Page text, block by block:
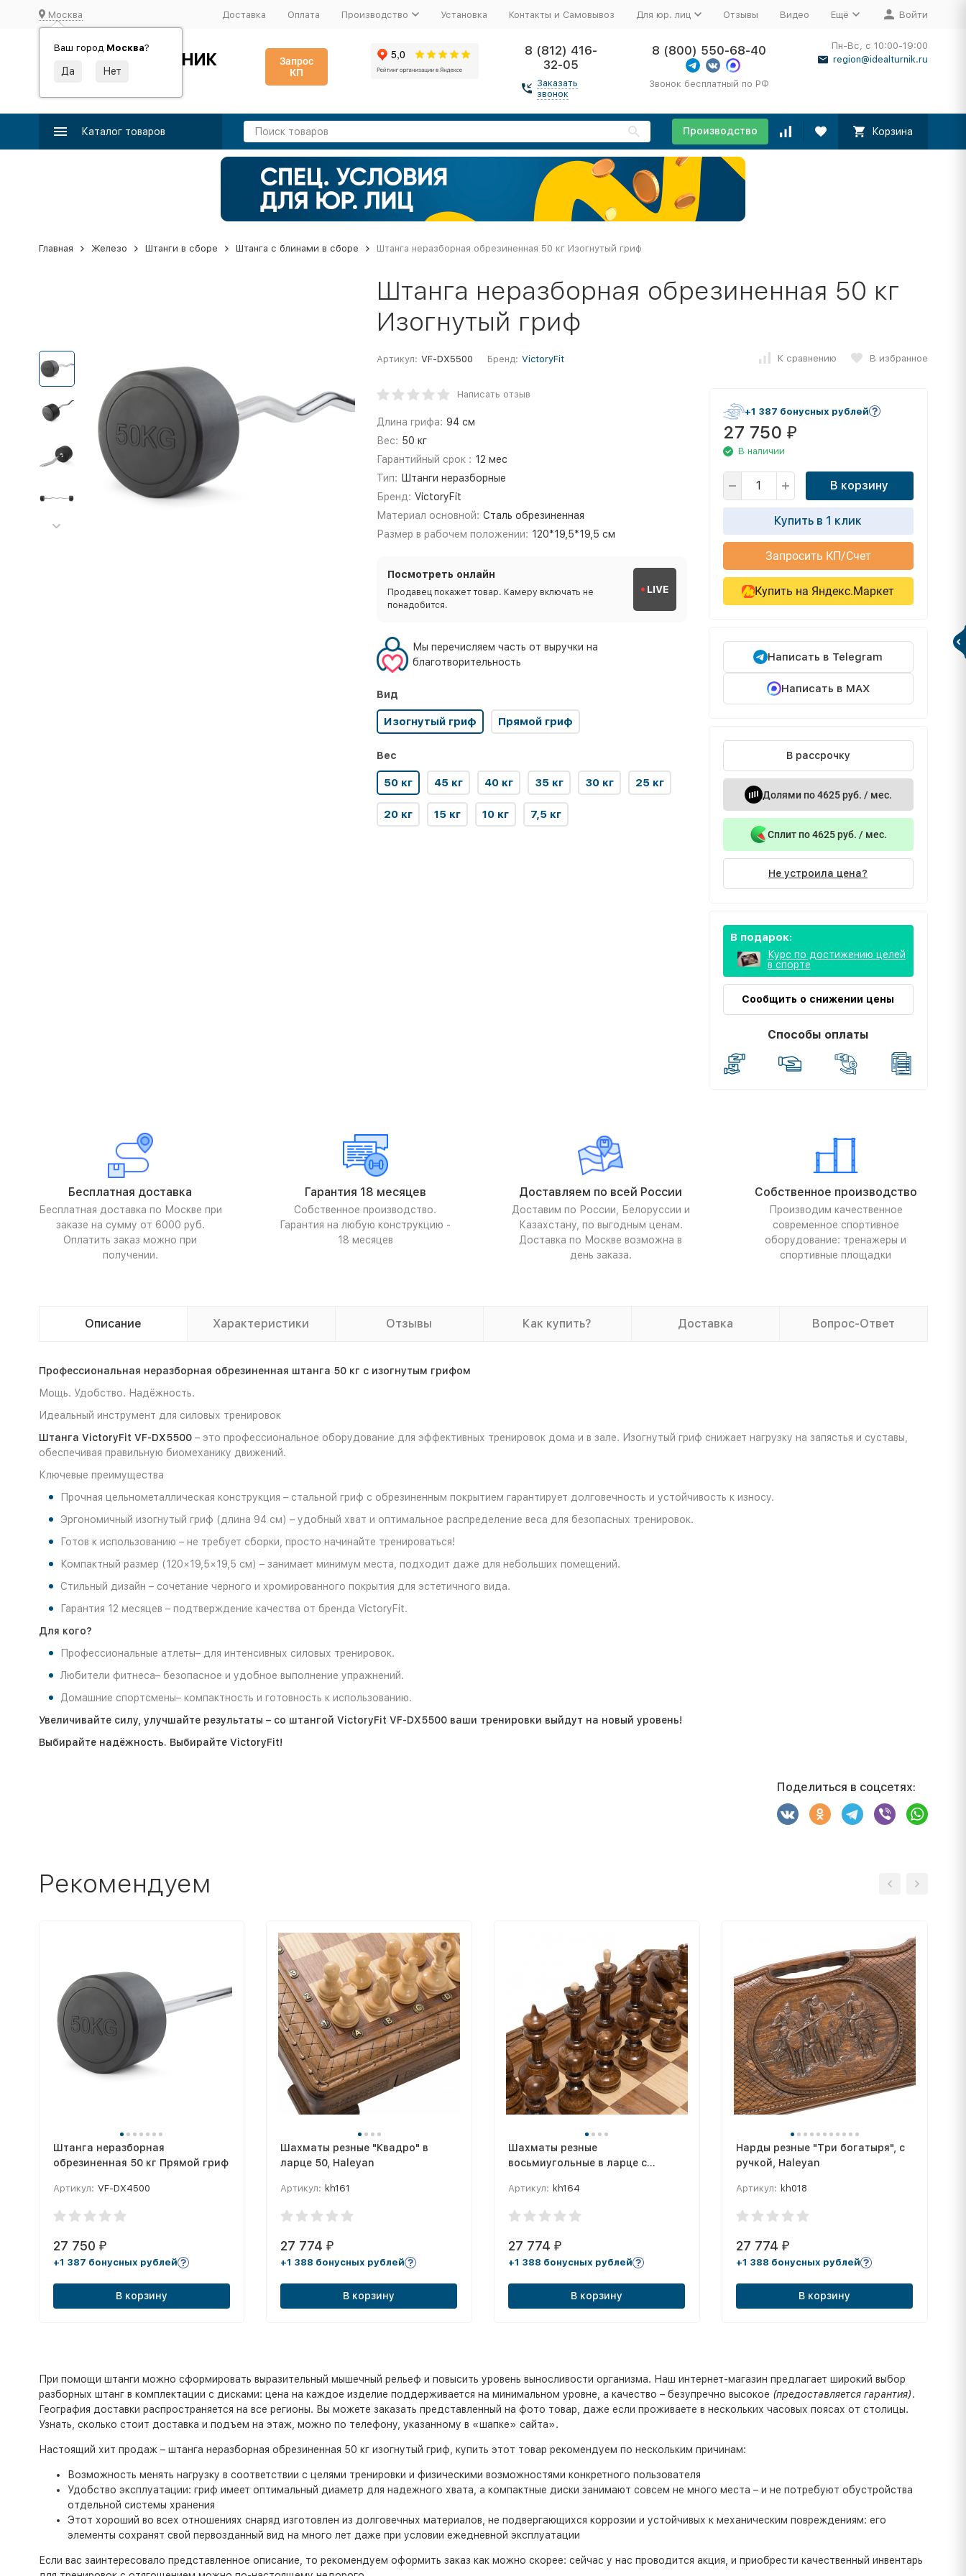
Москва
Ваш город Москва?
Доставка Оплата Производство Установка Контакты и Самовывоз Для юр. лиц Отзывы Видео Ещё Войти
ИДЕАЛЬНЫЙ ТУРНИК
Производство и поставка спортивного оборудования
Запрос
КП
8 (812) 416-
32-05
Заказать
звонок
8 (800) 550-68-40
Звонок бесплатный по РФ
Пн-Вс, с 10:00-19:00
region@idealturnik.ru
Каталог товаров Производство Корзина
Главная Железо Штанги в сборе Штанга с блинами в сборе Штанга неразборная обрезиненная 50 кг Изогнутый гриф
Штанга неразборная обрезиненная 50 кг
Изогнутый гриф
Артикул: VF-DX5500 Бренд: VictoryFit К сравнению В избранное
Написать отзыв
Длина грифа: 94 см
Вес: 50 кг
Гарантийный срок : 12 мес
Тип: Штанги неразборные
Бренд: VictoryFit
Материал основной: Сталь обрезиненная
Размер в рабочем положении: 120*19,5*19,5 см
Посмотреть онлайн
Продавец покажет товар. Камеру включать не
понадобится.
LIVE
Мы перечисляем часть от выручки на
благотворительность
Вид
Изогнутый гриф Прямой гриф
Вес
50 кг 45 кг 40 кг 35 кг 30 кг 25 кг
20 кг 15 кг 10 кг 7,5 кг
+1 387 бонусных рублей
27 750 ₽
В наличии
В корзину
Купить в 1 клик
Запросить КП/Счет
Купить на Яндекс.Маркет
Написать в Telegram
Написать в MAX
В рассрочку
Долями по 4625 руб. / мес.
Сплит по 4625 руб. / мес.
Не устроила цена?
В подарок:
Курс по достижению целей
в спорте
Сообщить о снижении цены
Способы оплаты
Бесплатная доставка
Бесплатная доставка по Москве при
заказе на сумму от 6000 руб.
Оплатить заказ можно при
получении.
Гарантия 18 месяцев
Собственное производство.
Гарантия на любую конструкцию -
18 месяцев
Доставляем по всей России
Доставим по России, Белоруссии и
Казахстану, по выгодным ценам.
Доставка по Москве возможна в
день заказа.
Собственное производство
Производим качественное
современное спортивное
оборудование: тренажеры и
спортивные площадки
Описание Характеристики Отзывы Как купить? Доставка Вопрос-Ответ
Профессиональная неразборная обрезиненная штанга 50 кг с изогнутым грифом
Мощь. Удобство. Надёжность.
Идеальный инструмент для силовых тренировок
Штанга VictoryFit VF-DX5500– это профессиональное оборудование для эффективных тренировок дома и в зале. Изогнутый гриф снижает нагрузку на запястья и суставы,
обеспечивая правильную биомеханику движений.
Ключевые преимущества
Прочная цельнометаллическая конструкция – стальной гриф с обрезиненным покрытием гарантирует долговечность и устойчивость к износу.
Эргономичный изогнутый гриф (длина 94 см) – удобный хват и оптимальное распределение веса для безопасных тренировок.
Готов к использованию – не требует сборки, просто начинайте тренироваться!
Компактный размер (120×19,5×19,5 см) – занимает минимум места, подходит даже для небольших помещений.
Стильный дизайн – сочетание черного и хромированного покрытия для эстетичного вида.
Гарантия 12 месяцев – подтверждение качества от бренда VictoryFit.
Для кого?
Профессиональные атлеты– для интенсивных силовых тренировок.
Любители фитнеса– безопасное и удобное выполнение упражнений.
Домашние спортсмены– компактность и готовность к использованию.
Увеличивайте силу, улучшайте результаты – со штангой VictoryFit VF-DX5500 ваши тренировки выйдут на новый уровень!
Выбирайте надёжность. Выбирайте VictoryFit!
Поделиться в соцсетях:
Рекомендуем
Штанга неразборная
обрезиненная 50 кг Прямой гриф
Артикул: VF-DX4500
27 750 ₽
+1 387 бонусных рублей
В корзину
Шахматы резные "Квадро" в
ларце 50, Haleyan
Артикул: kh161
27 774₽
+1 388 бонусных рублей
В корзину
Шахматы резные
восьмиугольные в ларце с
Артикул: kh164
27 774 ₽
+1 388 бонусных рублей
В корзину
Нарды резные "Три богатыря", с
ручкой, Haleyan
Артикул: kh018
27 774 ₽
+1 388 бонусных рублей
В корзину
При помощи штанги можно сформировать выразительный мышечный рельеф и повысить уровень выносливости организма. Наш интернет-магазин предлагает широкий выбор
разборных штанг в комплектации с дисками: цена на каждое изделие поддерживается на минимальном уровне, а качество – безупречно высокое (предоставляется гарантия).
География доставки распространяется на все регионы. Вы можете заказать представленный на фото товар, даже если проживаете в нескольких часовых поясах от столицы.
Узнать, сколько стоит доставка и подъем на этаж, можно по телефону, указанному в «шапке» сайта».
Настоящий хит продаж – штанга неразборная обрезиненная 50 кг изогнутый гриф, купить этот товар рекомендуем по нескольким причинам:
Возможность менять нагрузку в соответствии с целями тренировки и физическими возможностями конкретного пользователя
Удобство эксплуатации: гриф имеет оптимальный диаметр для надежного хвата, а компактные диски занимают совсем не много места – и не потребуют обустройства
отдельной системы хранения
Этот хороший во всех отношениях снаряд изготовлен из долговечных материалов, не подвергающихся коррозии и устойчивых к механическим повреждениям: его
элементы сохранят свой первозданный вид на много лет даже при условии ежедневной эксплуатации
Если вас заинтересовало представленное описание, то рекомендуем оформить заказ как можно скорее: сейчас у нас проводится акция, и приобрести качественный инвентарь